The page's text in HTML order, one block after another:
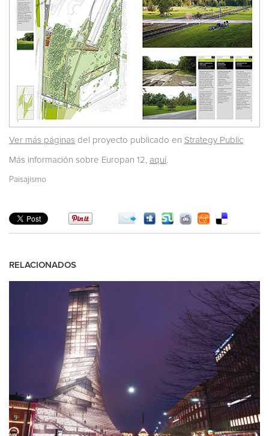
Ver más páginas del proyecto publicado en Strategy Public
Más información sobre Europan 12, aquí.
Paisajismo
RELACIONADOS